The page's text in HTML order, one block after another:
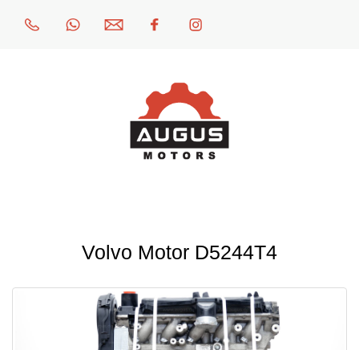
Volvo Motor D5244T4